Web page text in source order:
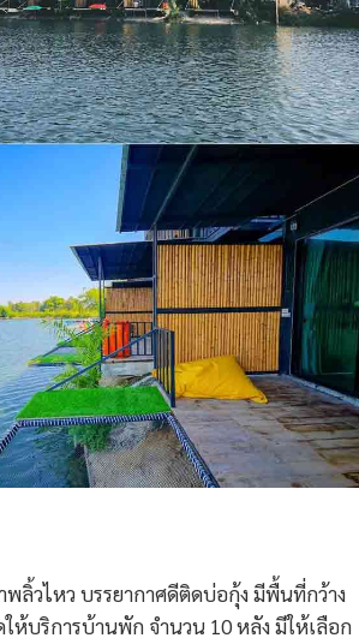
ลิ้วไหว บรรยากาศดีติดบ่อกุ้ง มีพื้นที่กว้าง
ห้บริการบ้านพัก จำนวน 10 หลัง มีให้เลือก